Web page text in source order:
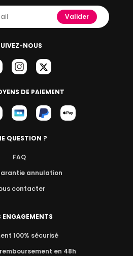
NOUS
DE PAIEMENT
Valider
QUESTION ?
FAQ
annulation
contacter
ENGAGEMENTS
100% sécurisé
en 48h